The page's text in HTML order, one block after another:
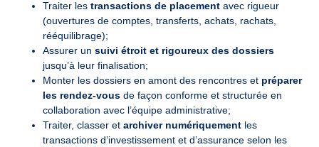
Traiter les transactions de placement avec rigueur
(ouvertures de comptes, transferts, achats, rachats,
rééquilibrage);
Assurer un suivi étroit et rigoureux des dossiers
jusqu’à leur finalisation;
Monter les dossiers en amont des rencontres et préparer
les rendez-vous de façon conforme et structurée en
collaboration avec l’équipe administrative;
Traiter, classer et archiver numériquement les
transactions d’investissement et d’assurance selon les